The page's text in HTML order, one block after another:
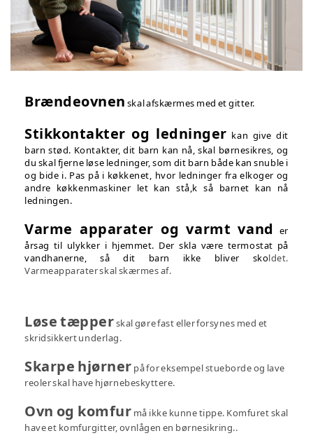
Brændeovnen skalafskærmes med et gitter.
Stikkontakter og ledninger kan give dit
barn stød. Kontakter, dit barn kan nå, skal børnesikres, og
du skal fjerne løse ledninger, som dit barn både kan snuble i
og bide i. Pas på i køkkenet, hvor ledninger fra elkoger og
andre køkkenmaskiner let kan stå,k så barnet kan nå
ledningen.
Varme apparater og varmt vand er
årsag til ulykker i hjemmet. Der skla være termostat på
vandhanerne, så dit barn ikke bliver skoldet.
Varmeapparater skal skærmes af.
Løse tæpperskal gøre fast eller forsynes med et
skridsikkert underlag.
Skarpe hjørner på for eksempel stueborde og lave
reoler skal have hjørnebeskyttere.
Ovn og komfur må ikke kunne tippe. Komfuret skal
have et komfurgitter, ovnlågen en børnesikring..